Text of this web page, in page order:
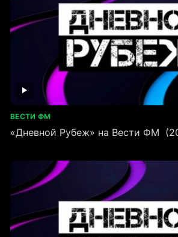
ВЕСТИ ФМ
«Дневной Рубеж» на Вести ФМ